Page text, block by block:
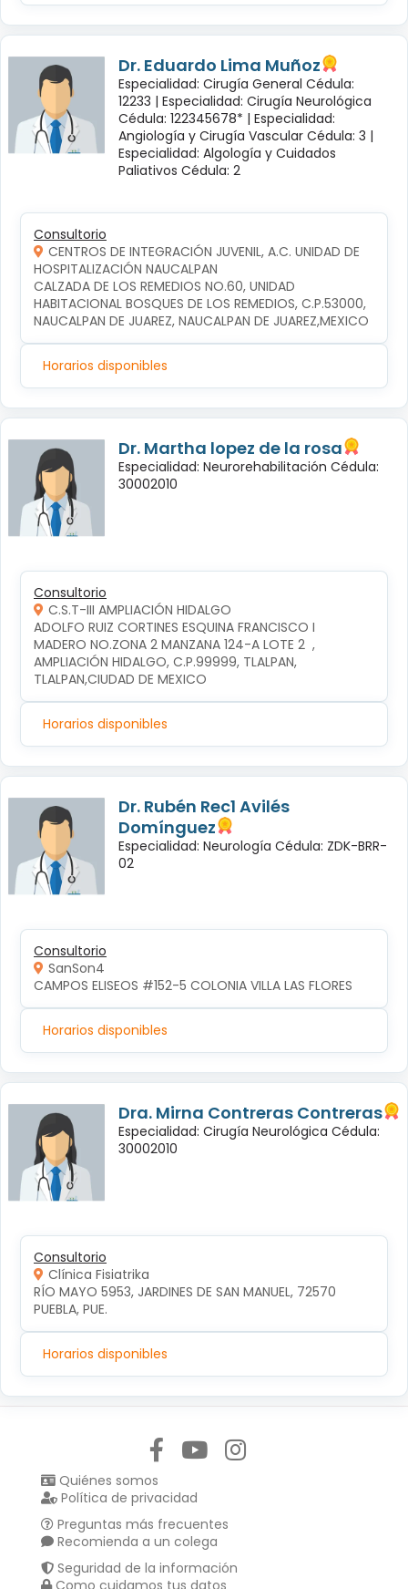
Dr. Eduardo Lima Muñoz
Especialidad: Cirugía General Cédula:
12233 | Especialidad: Cirugía Neurológica
Cédula: 122345678* | Especialidad:
Angiología y Cirugía Vascular Cédula: 3 |
Especialidad: Algología y Cuidados
Paliativos Cédula: 2
Consultorio
CENTROS DE INTEGRACIÓN JUVENIL, A.C. UNIDAD DE
HOSPITALIZACIÓN NAUCALPAN
CALZADA DE LOS REMEDIOS NO.60, UNIDAD
HABITACIONAL BOSQUES DE LOS REMEDIOS, C.P.53000,
NAUCALPAN DE JUAREZ, NAUCALPAN DE JUAREZ,MEXICO
Horarios disponibles
Dr. Martha lopez de la rosa
Especialidad: Neurorehabilitación Cédula:
30002010
Consultorio
C.S.T-III AMPLIACIÓN HIDALGO
ADOLFO RUIZ CORTINES ESQUINA FRANCISCO I
MADERO NO.ZONA 2 MANZANA 124-A LOTE 2  ,
AMPLIACIÓN HIDALGO, C.P.99999, TLALPAN,
TLALPAN,CIUDAD DE MEXICO
Horarios disponibles
Dr. Rubén Rec1 Avilés
Domínguez
Especialidad: Neurología Cédula: ZDK-BRR-
02
Consultorio
SanSon4
CAMPOS ELISEOS #152-5 COLONIA VILLA LAS FLORES
Horarios disponibles
Dra. Mirna Contreras Contreras
Especialidad: Cirugía Neurológica Cédula:
30002010
Consultorio
Clínica Fisiatrika
RÍO MAYO 5953, JARDINES DE SAN MANUEL, 72570
PUEBLA, PUE.
Horarios disponibles
Quiénes somos
Política de privacidad
Preguntas más frecuentes
Recomienda a un colega
Seguridad de la información